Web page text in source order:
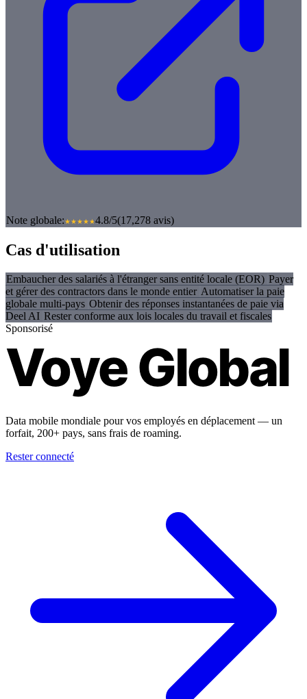
Note globale: 4.8/5(17,278 avis)
Cas d'utilisation
Embaucher des salariés à l'étranger sans entité locale (EOR) Payer
et gérer des contractors dans le monde entier Automatiser la paie
globale multi-pays Obtenir des réponses instantanées de paie via
Deel AI Rester conforme aux lois locales du travail et fiscales
Sponsorisé
Voye Global
Data mobile mondiale pour vos employés en déplacement — un
forfait, 200+ pays, sans frais de roaming.
Rester connecté